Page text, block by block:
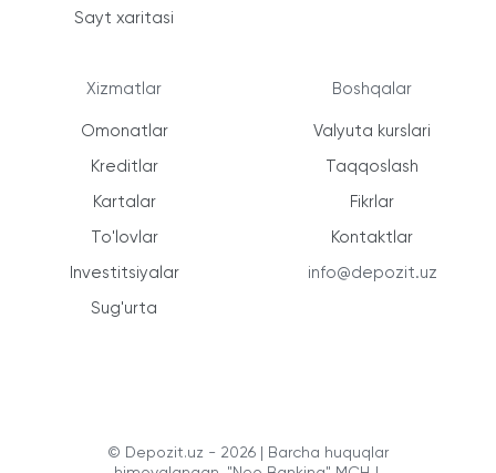
Sayt xaritasi
Xizmatlar
Omonatlar
Kreditlar
Kartalar
To'lovlar
Investitsiyalar
Sug'urta
Boshqalar
Valyuta kurslari
Taqqoslash
Fikrlar
Kontaktlar
info@depozit.uz
© Depozit.uz - 2026 | Barcha huquqlar